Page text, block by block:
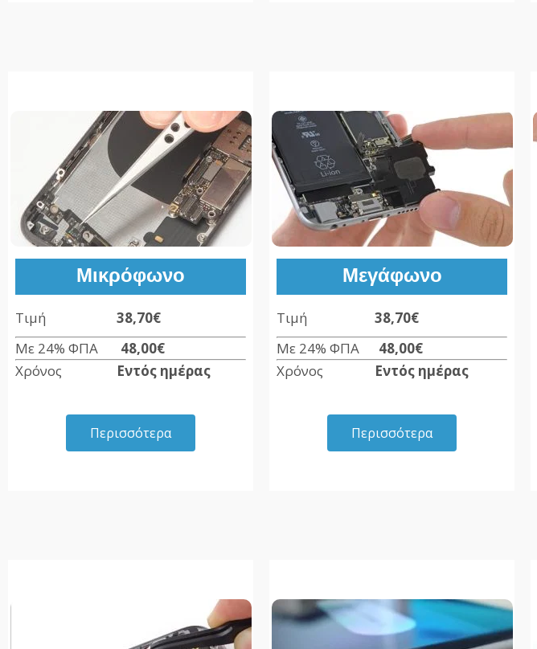
Μικρόφωνο
Τιμή 38,70€
Με 24% ΦΠΑ 48,00€
Χρόνος Εντός ημέρας
Περισσότερα
Μεγάφωνο
Τιμή
38,70€
Με 24% ΦΠΑ 48,00€
Χρόνος Εντός ημέρας
Περισσότερα